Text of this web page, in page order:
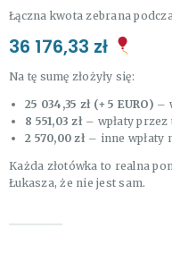
Łączna kwota zebrana
36 176,33 zł
Na tę sumę złożyły się:
25 034,35 zł (+ 5 EURO) –
8 551,03 zł– wpłaty przez
2 570,00 zł– inne wpłaty
Każda złotówka to realna
Łukasza, że nie jest sam.